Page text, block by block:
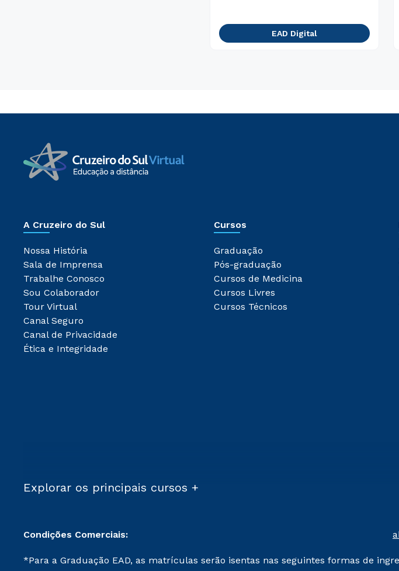
EAD Digital
A Cruzeiro do Sul
Nossa História
Sala de Imprensa
Trabalhe Conosco
Sou Colaborador
Tour Virtual
Canal Seguro
Canal de Privacidade
Ética e Integridade
Cursos
Graduação
Pós-graduação
Cursos de Medicina
Cursos Livres
Cursos Técnicos
Explorar os principais cursos +
Condições Comerciais:
*Para a Graduação EAD, as matrículas serão isentas nas seguintes formas de